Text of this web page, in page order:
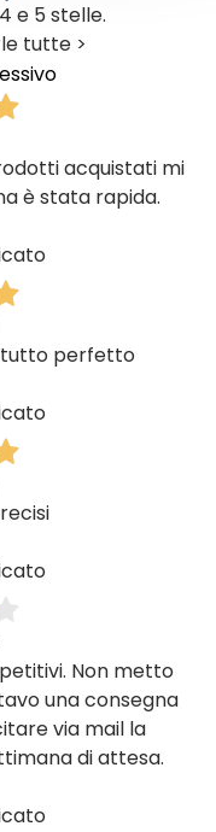
e 5 stelle.
tutte >
acquistati mi
è stata rapida.
tutto perfetto
Non metto
una consegna
via mail la
di attesa.